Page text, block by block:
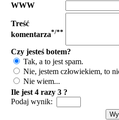
WWW
Treść
komentarza*/**
Czy jesteś botem?
Tak, a to jest spam.
Nie, jestem człowiekiem, to
Nie wiem...
Ile jest 4 razy 3 ?
Podaj wynik: